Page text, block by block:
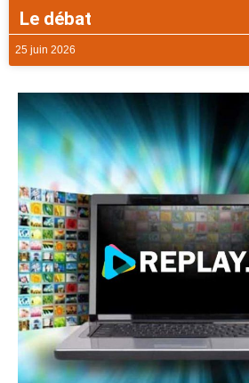
Le débat
25 juin 2026